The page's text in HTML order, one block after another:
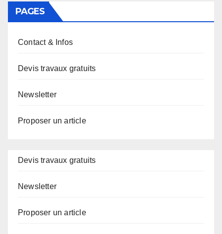
PAGES
Contact & Infos
Devis travaux gratuits
Newsletter
Proposer un article
Devis travaux gratuits
Newsletter
Proposer un article